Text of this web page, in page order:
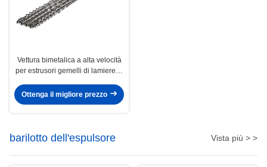
Vettura bimetalica a alta velocità
per estrusori gemelli di lamiere in
Ottenga il migliore prezzo
barilotto dell'espulsore Vista più > >